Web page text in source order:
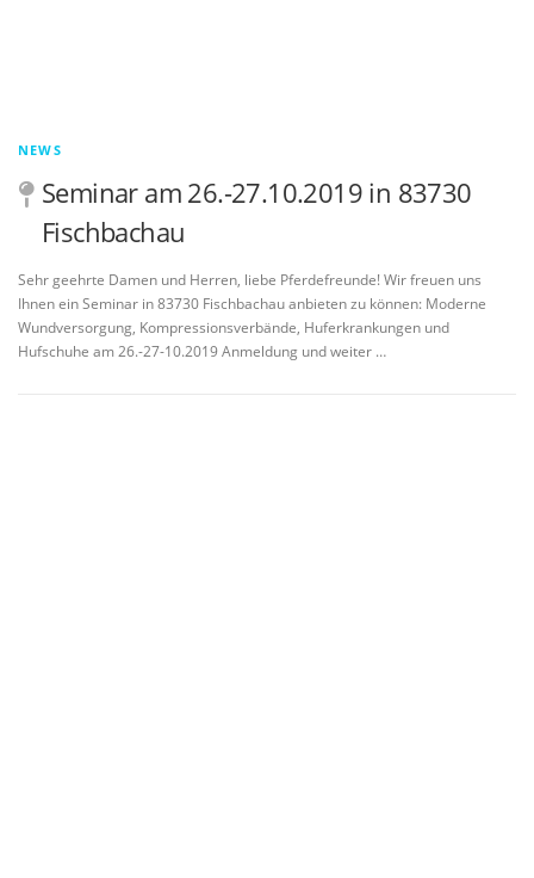
NEWS
Seminar am 26.-27.10.2019 in 83730
Fischbachau
Sehr geehrte Damen und Herren, liebe Pferdefreunde! Wir freuen uns
Ihnen ein Seminar in 83730 Fischbachau anbieten zu können: Moderne
Wundversorgung, Kompressionsverbände, Huferkrankungen und
Hufschuhe am 26.-27-10.2019 Anmeldung und weiter …